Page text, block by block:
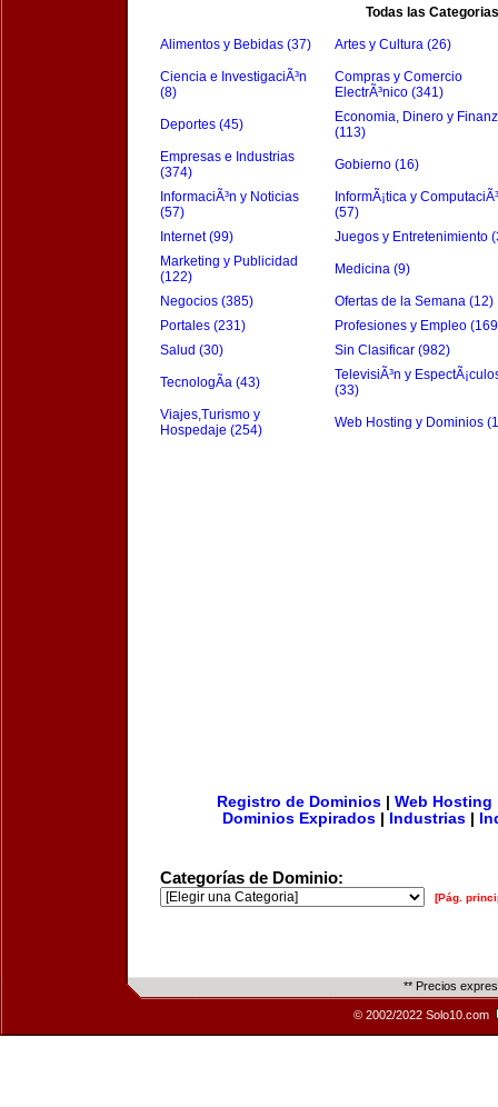
Todas las Categorias
Alimentos y Bebidas (37) Artes y Cultura (26)
Ciencia e InvestigaciÃ³n
(8)
Compras y Comercio
ElectrÃ³nico (341)
Deportes (45)
Economia, Dinero y
(113)
Empresas e Industrias
(374)
Gobierno (16)
InformaciÃ³n y Noticias
(57)
InformÃ¡tica y
(57)
Internet (99)
Juegos y Entretenimiento
Marketing y Publicidad
(122)
Medicina (9)
Negocios (385)
Ofertas de la Semana (12)
Portales (231)
Profesiones y Empleo
Salud (30)
Sin Clasificar (982)
TecnologÃ­a (43)
TelevisiÃ³n y
(33)
Viajes,Turismo y
Hospedaje (254)
Web Hosting y Dominios
Registro de Dominios| Web Hosting
Dominios Expirados
Industrias
Categorías de Dominio:
[Pág.
** Precios
© 2002/2022 Solo10.com